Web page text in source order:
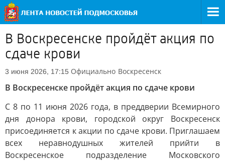
В Воскресенске пройдёт акция по
сдаче крови
3 июня 2026, 17:15 Официально Воскресенск
В Воскресенске пройдёт акция по сдаче крови
С 8 по 11 июня 2026 года, в преддверии Всемирного
дня донора крови, городской округ Воскресенск
присоединяется к акции по сдаче крови. Приглашаем
всех неравнодушных жителей прийти в
Воскресенское подразделение Московского